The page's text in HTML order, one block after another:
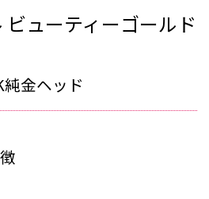
ビューティーゴールド
金ヘッド